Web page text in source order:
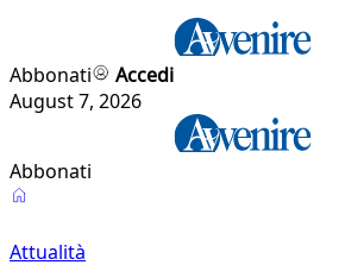
Abbonati
Accedi
August 7, 2026
Abbonati
Attualità